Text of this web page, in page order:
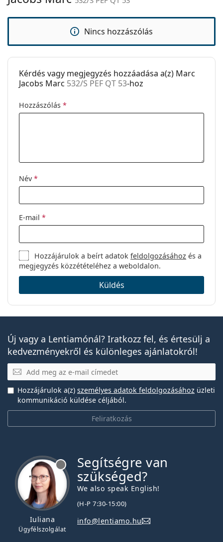
Kód:
532/S PEF QT 53
Nincs hozzászólás
Kérdés vagy megjegyzés hozzáadása a(z) Marc
Jacobs Marc 532/S PEF QT 53-hoz
Hozzászólás *
Név *
E-mail *
Hozzájárulok a beírt adatokfeldolgozásához és a
megjegyzés közzétételéhez a weboldalon.
Küldés
Új vagy a Lentiamónál? Iratkozz fel, és értesülj a
kedvezményekről és különleges ajánlatokról!
E-mail
Feliratkozás
Hozzájárulok a(z) személyes adatok feldolgozásához üzleti
kommunikáció küldése céljából.
Iuliana
Ügyfélszolgálat
Segítségre van
szükséged?
We also speak English!
(H-P 7:30-15:00)
info@lentiamo.hu